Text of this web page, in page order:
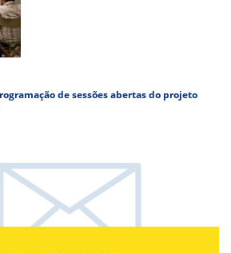
de sessões abertas do projeto